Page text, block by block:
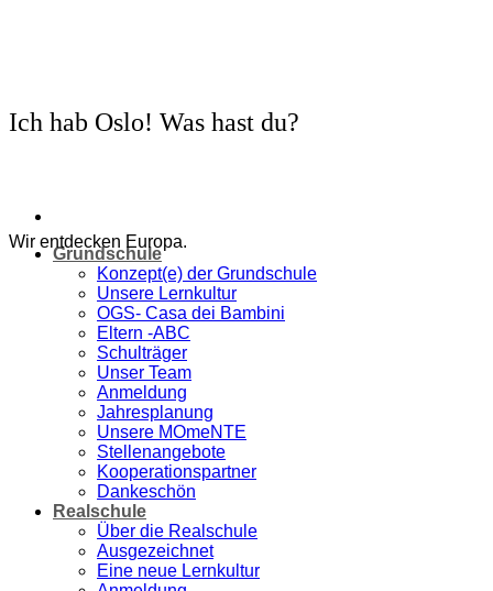
Grundschule
Konzept(e) der Grundschule
Unsere Lernkultur
OGS- Casa dei Bambini
Eltern -ABC
Schulträger
Unser Team
Anmeldung
Jahresplanung
Unsere MOmeNTE
Stellenangebote
Kooperationspartner
Dankeschön
Realschule
Über die Realschule
Ausgezeichnet
Eine neue Lernkultur
Ich hab Oslo! Was hast du?
Wir entdecken Europa.